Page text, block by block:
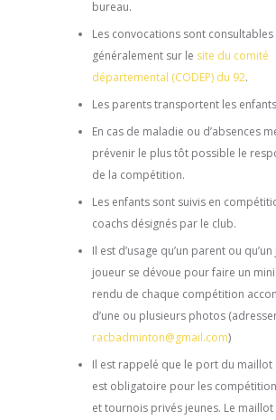
bureau.
Les convocations sont consultables
généralement sur le site du comité
départemental (CODEP) du 92.
Les parents transportent les
En cas de maladie ou d’absences
prévenir le plus tôt possible le
de la compétition.
Les enfants sont suivis en
coachs désignés par le club.
Il est d’usage qu’un parent ou qu’un
joueur se dévoue pour faire un
rendu de chaque compétition
d’une ou plusieurs photos
racbadminton@gmail.com)
Il est rappelé que le port du maillot
est obligatoire pour les
et tournois privés jeunes. Le maillot